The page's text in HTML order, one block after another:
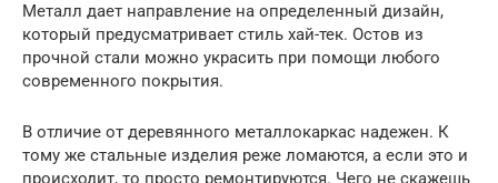
Металл дает направление на определенный дизайн,
который предусматривает стиль хай-тек. Остов из
прочной стали можно украсить при помощи любого
современного покрытия.
В отличие от деревянного металлокаркас надежен. К
тому же стальные изделия реже ломаются, а если это и
происходит, то просто ремонтируются. Чего не скажешь